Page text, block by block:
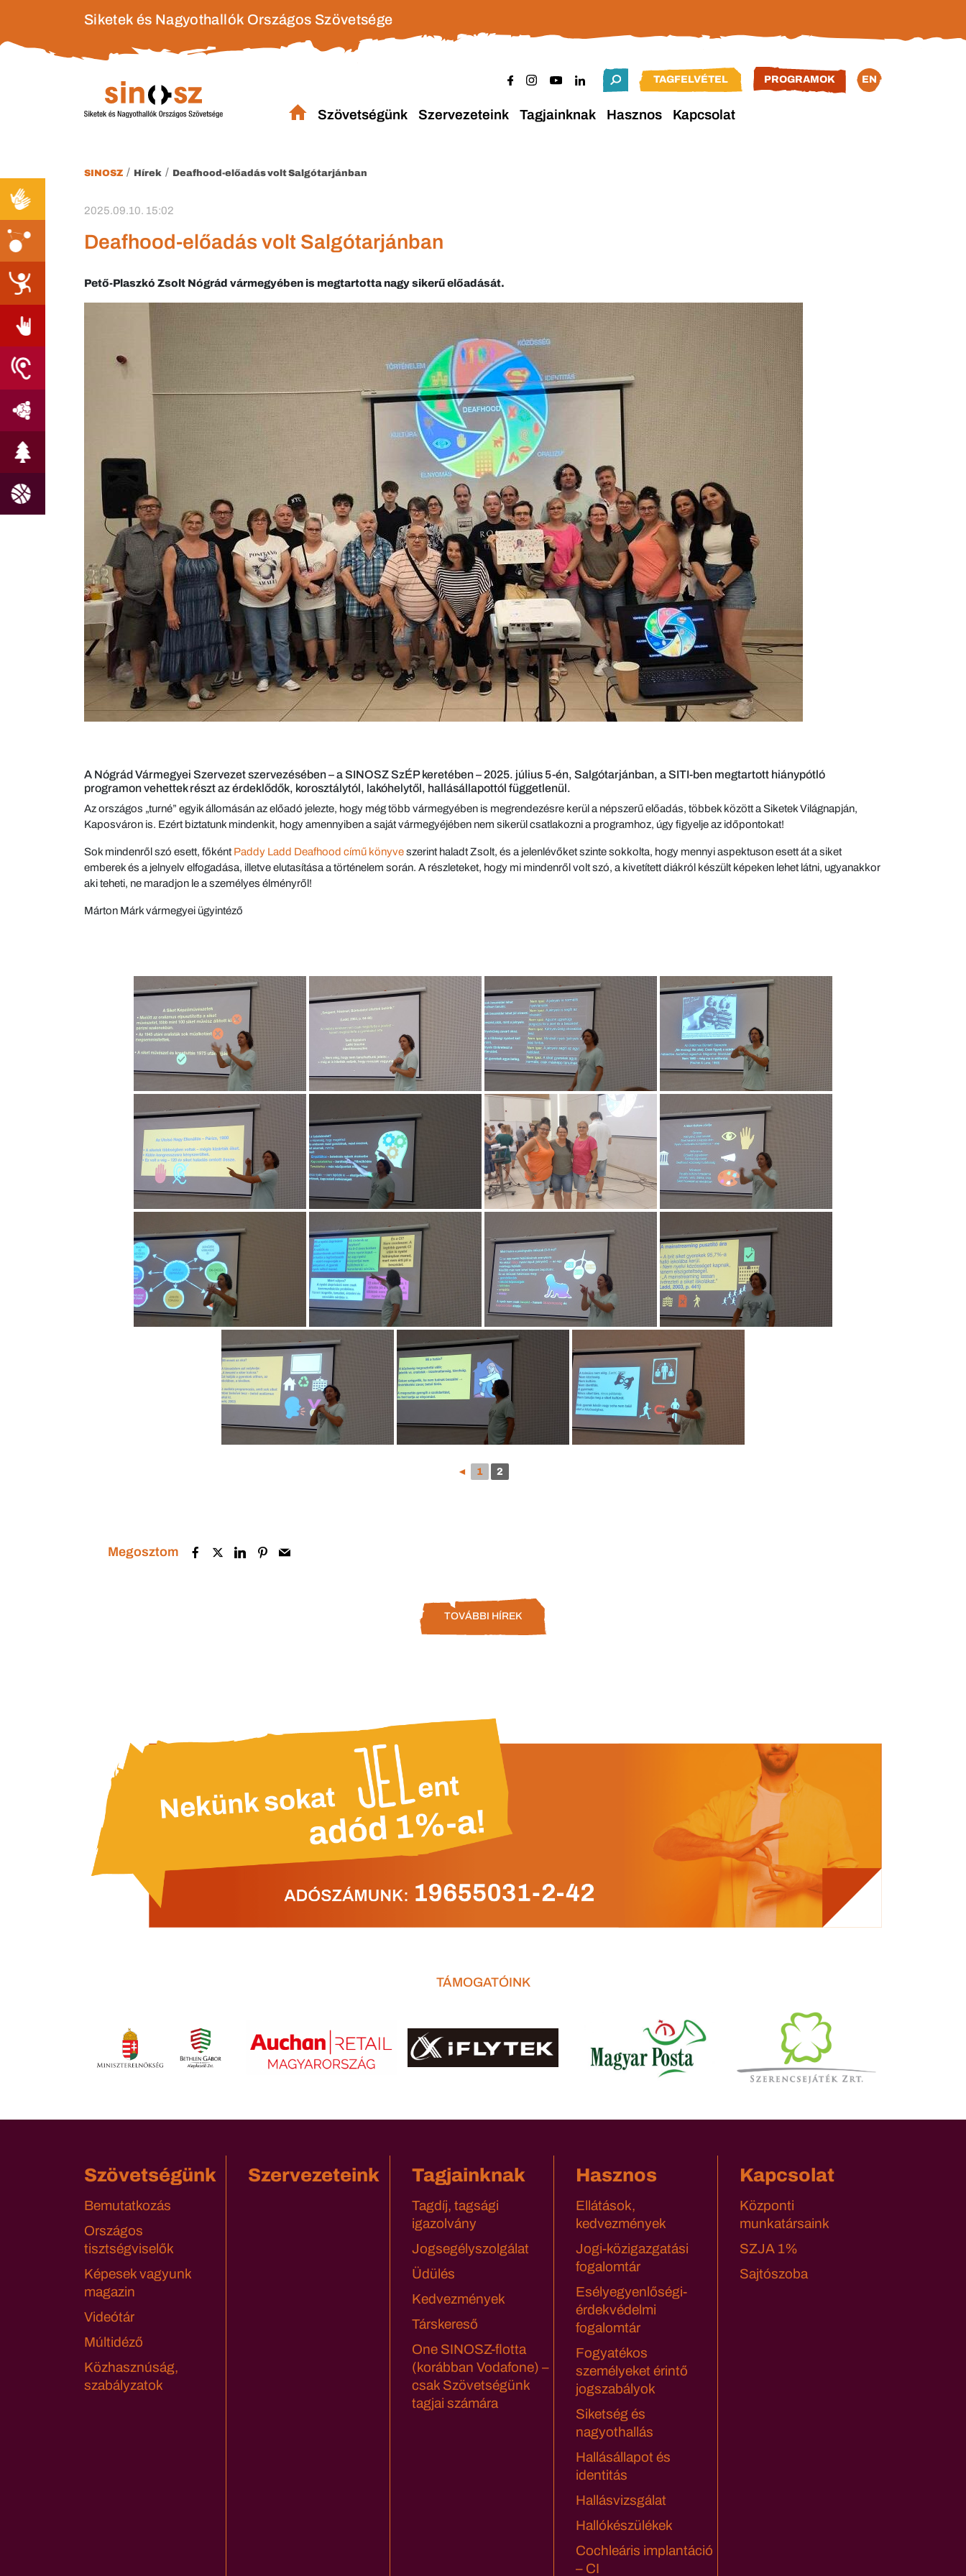
Siketek és Nagyothallók Országos Szövetsége
TAGFELVÉTEL PROGRAMOK EN
Szövetségünk Szervezeteink Tagjainknak Hasznos Kapcsolat
SINOSZ / Hírek / Deafhood-előadás volt Salgótarjánban
2025.09.10. 15:02
Deafhood-előadás volt Salgótarjánban
Pető-Plaszkó Zsolt Nógrád vármegyében is megtartotta nagy sikerű előadását.
A Nógrád Vármegyei Szervezet szervezésében – a SINOSZ SzÉP keretében – 2025. július 5-én, Salgótarjánban, a SITI-ben megtartott hiánypótló
programon vehettek részt az érdeklődők, korosztálytól, lakóhelytől, hallásállapottól függetlenül.
Az országos „turné” egyik állomásán az előadó jelezte, hogy még több vármegyében is megrendezésre kerül a népszerű előadás, többek között a Siketek Világnapján,
Kaposváron is. Ezért biztatunk mindenkit, hogy amennyiben a saját vármegyéjében nem sikerül csatlakozni a programhoz, úgy figyelje az időpontokat!
Sok mindenről szó esett, főként Paddy Ladd Deafhood című könyveszerint haladt Zsolt, és a jelenlévőket szinte sokkolta, hogy mennyi aspektuson esett át a siket
emberek és a jelnyelv elfogadása, illetve elutasítása a történelem során. A részleteket, hogy mi mindenről volt szó, a kivetített diákról készült képeken lehet látni, ugyanakkor
aki teheti, ne maradjon le a személyes élményről!
Márton Márk vármegyei ügyintéző
◄ 1 2
Megosztom
TOVÁBBI HÍREK
TÁMOGATÓINK
Szövetségünk
Bemutatkozás
Országos
tisztségviselők
Képesek vagyunk
magazin
Videótár
Múltidéző
Közhasznúság,
szabályzatok
Szervezeteink Tagjainknak
Tagdíj, tagsági
igazolvány
Jogsegélyszolgálat
Üdülés
Kedvezmények
Társkereső
One SINOSZ-flotta
(korábban Vodafone) –
csak Szövetségünk
tagjai számára
Hasznos
Ellátások,
kedvezmények
Jogi-közigazgatási
fogalomtár
Esélyegyenlőségi-
érdekvédelmi
fogalomtár
Fogyatékos
személyeket érintő
jogszabályok
Siketség és
nagyothallás
Hallásállapot és
identitás
Hallásvizsgálat
Hallókészülékek
Cochleáris implantáció
– CI
Kapcsolat
Központi
munkatársaink
SZJA 1%
Sajtószoba